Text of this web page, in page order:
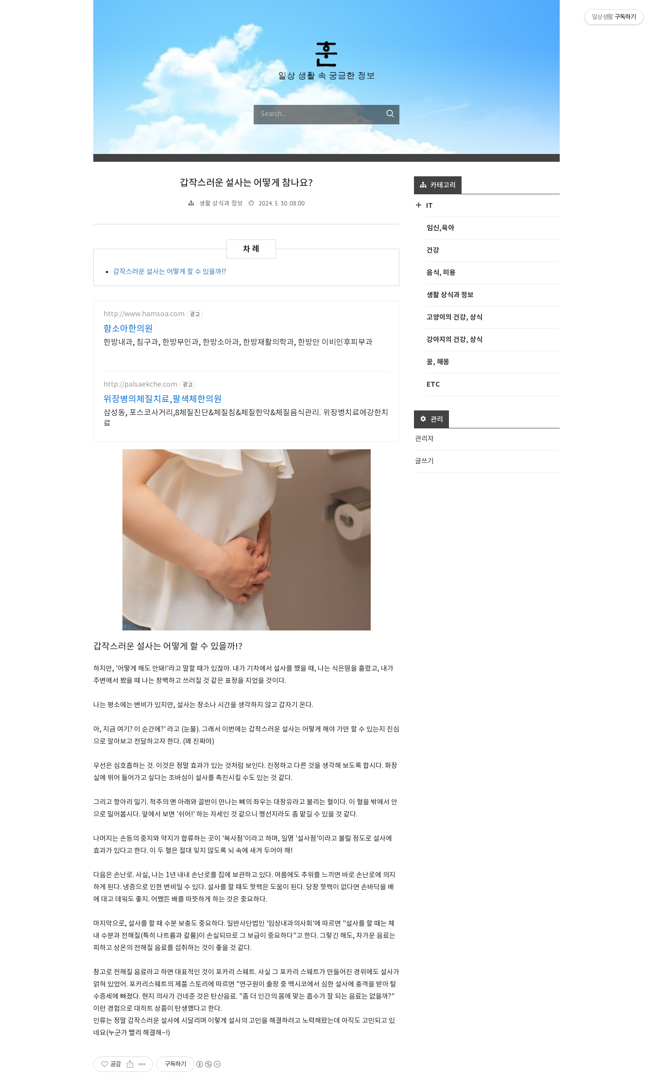
갑작스러운 설사는 어떻게 참나요?
생활 상식과 정보 2024. 5. 30. 08:00
갑작스러운 설사는 어떻게 할 수 있을까!?
http://www.hamsoa.com 광고
함소아한의원
한방내과, 침구과, 한방부인과, 한방소아과, 한방재활의학과, 한방안 이비인후피부과
http://palsaekche.com 광고
위장병의체질치료,팔색체한의원
삼성동, 포스코사거리,8체질진단&체질침&체질한약&체질음식관리. 위장병치료에강한치
료
갑작스러운 설사는 어떻게 할 수 있을까!?
하지만, '어떻게 해도 안돼!'라고 말할 때가 있잖아. 내가 기차에서 설사를 했을 때, 나는 식은땀을 흘렸고, 내가
주변에서 봤을 때 나는 창백하고 쓰러질 것 같은 표정을 지었을 것이다.
나는 평소에는 변비가 있지만, 설사는 장소나 시간을 생각하지 않고 갑자기 온다.
아, 지금 여기? 이 순간에?' 라고 (눈물). 그래서 이번에는 갑작스러운 설사는 어떻게 해야 가만 할 수 있는지 진심
으로 알아보고 전달하고자 한다. (꽤 진짜야)
우선은 심호흡하는 것. 이것은 정말 효과가 있는 것처럼 보인다. 진정하고 다른 것을 생각해 보도록 합시다. 화장
실에 뛰어 들어가고 싶다는 조바심이 설사를 촉진시킬 수도 있는 것 같다.
그리고 항아리 밀기. 척추의 맨 아래와 골반이 만나는 뼈의 좌우는 대장유라고 불리는 혈이다. 이 혈을 밖에서 안
으로 밀어봅시다. 앞에서 보면 '쉬어!' 하는 자세인 것 같으니 행선지라도 좀 맡길 수 있을 것 같다.
나머지는 손등의 중지와 약지가 합류하는 곳이 '복사점'이라고 하며, 일명 '설사점'이라고 불릴 정도로 설사에
효과가 있다고 한다. 이 두 혈은 절대 잊지 않도록 뇌 속에 새겨 두어야 해!
다음은 손난로. 사실, 나는 1년 내내 손난로를 집에 보관하고 있다. 여름에도 추위를 느끼면 바로 손난로에 의지
하게 된다. 냉증으로 인한 변비일 수 있다. 설사를 할 때도 핫팩은 도움이 된다. 당장 핫팩이 없다면 손바닥을 배
에 대고 데워도 좋지. 어쨌든 배를 따뜻하게 하는 것은 중요하다.
마지막으로, 설사를 할 때 수분 보충도 중요하다. 일반사단법인 '임상내과의사회'에 따르면 "설사를 할 때는 체
내 수분과 전해질(특히 나트륨과 칼륨)이 손실되므로 그 보급이 중요하다"고 한다. 그렇긴 해도, 차가운 음료는
피하고 상온의 전해질 음료를 섭취하는 것이 좋을 것 같다.
참고로 전해질 음료라고 하면 대표적인 것이 포카리 스웨트. 사실 그 포카리 스웨트가 만들어진 경위에도 설사가
얽혀 있었어. 포카리스웨트의 제품 스토리에 따르면 "연구원이 출장 중 멕시코에서 심한 설사에 충격을 받아 탈
수증세에 빠졌다. 현지 의사가 건네준 것은 탄산음료. "좀 더 인간의 몸에 맞는 흡수가 잘 되는 음료는 없을까?"
이런 경험으로 대히트 상품이 탄생했다고 한다.
인류는 정말 갑작스러운 설사에 시달리며 이렇게 설사의 고민을 해결하려고 노력해왔는데 아직도 고민되고 있
네요(누군가 빨리 해결해~!)
공감 구독하기
카테고리
IT
임신,육아
건강
음식, 미용
생활 상식과 정보
고양이의 건강, 상식
강아지의 건강, 상식
꿈, 해몽
ETC
관리
관리자
글쓰기
일상생활 구독하기